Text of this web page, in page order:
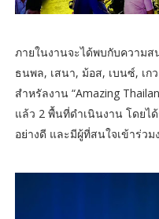
ภายในงานจะได้พบกับความ
ธนพล, เสนา, ม้อส, เบนซ์, เ
สำหรัลงาน “Amazing
แล้ว 2 พื้นที่ดำเนินงาน โดยไ
อย่างดี และมีผู้ที่สนใจเข้าร่ว